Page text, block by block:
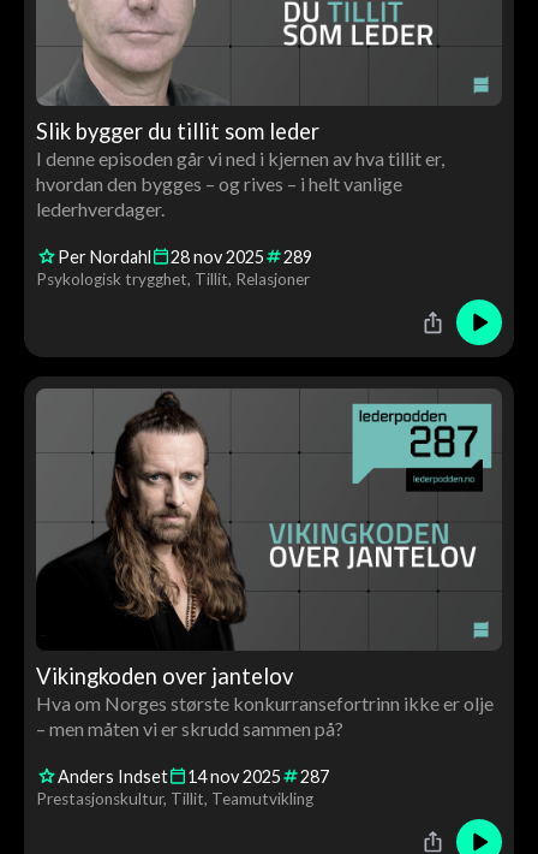
Slik bygger du tillit som leder
I denne episoden går vi ned i kjernen av hva tillit er,
hvordan den bygges – og rives – i helt vanlige
lederhverdager.
Per Nordahl 28nov2025 289
Psykologisk trygghet Tillit Relasjoner
Vikingkoden over jantelov
Hva om Norges største konkurransefortrinn ikke er olje
– men måten vi er skrudd sammen på?
Anders Indset 14nov2025 287
Prestasjonskultur Tillit Teamutvikling